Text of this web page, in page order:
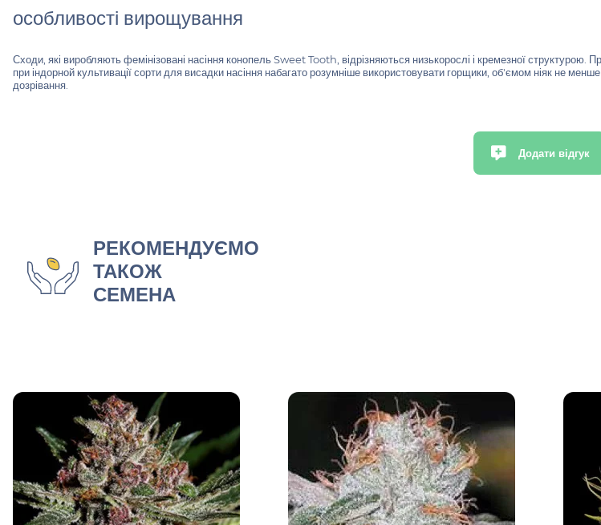
особливості вирощування
Сходи, які виробляють фемінізовані насіння конопель Sweet Tooth, відрізняються низькорослі і кремезної
при індорной культивації сорти для висадки насіння набагато розумніше використовувати горщики, об'ємом ніяк не
дозрівання.
Додати відгук
РЕКОМЕНДУЄМО
ТАКОЖ
СЕМЕНА